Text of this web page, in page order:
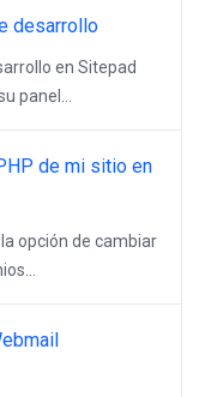
desarrollo
en Sitepad
panel...
de mi sitio en
opción de cambiar